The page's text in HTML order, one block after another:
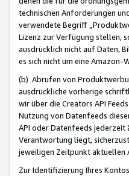
technischen Anforderungen
verwendete Begriff
Lizenz zur Verfügung stellen,
ausdrücklich nicht auf Daten,
es sich nicht um eine Amazon-
(b) Abrufen von
ausdrückliche vorherige
wir über die Creators API
Nutzung von Datenfeeds
API oder Datenfeeds jederzeit
Verantwortung liegt,
jeweiligen Zeitpunkt aktuellen
Zur Identifizierung Ihres